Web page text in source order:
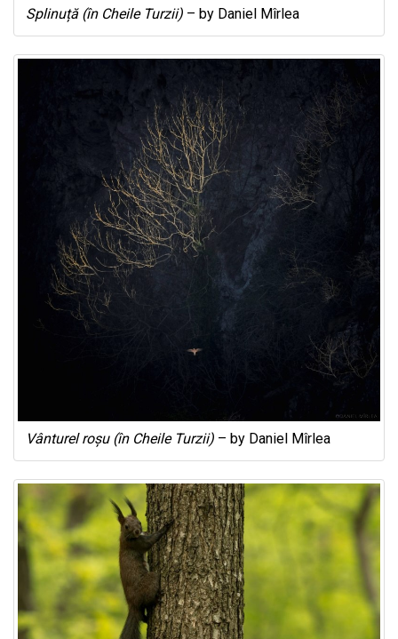
Splinuță (în Cheile Turzii) – by Daniel Mîrlea
Vânturel roșu (în Cheile Turzii) – by Daniel Mîrlea